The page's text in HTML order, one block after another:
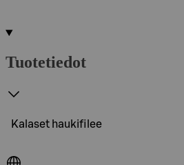
Tuotetiedot
Kalaset haukifilee